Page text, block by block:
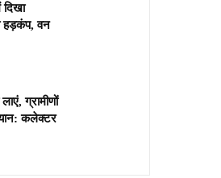
हड़कंप, वन
ग्रामीणों
कलेक्टर